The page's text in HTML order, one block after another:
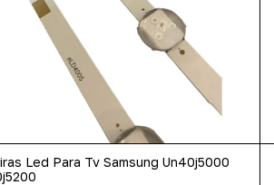
Led Para Tv Samsung Un40j5000